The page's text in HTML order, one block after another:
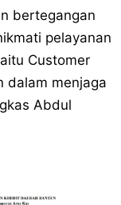
bertegangan
pelayanan
Customer
dalam menjaga
Abdul